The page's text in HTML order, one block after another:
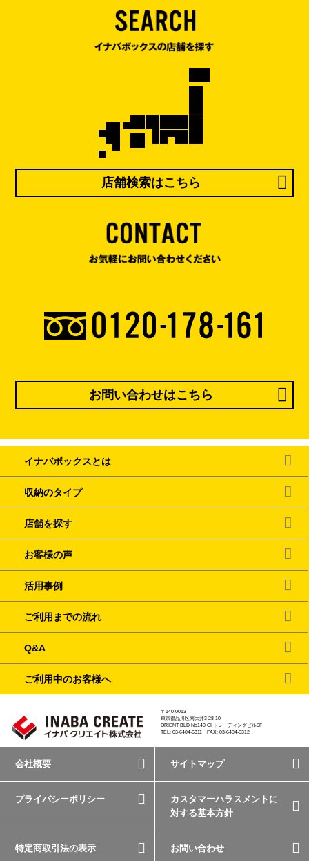
店舗検索はこちら
お問い合わせはこちら
イナバボックスとは
収納のタイプ
店舗を探す
お客様の声
活用事例
ご利用までの流れ
Q&A
ご利用中のお客様へ
〒140-0013
東京都品川区南大井3-28-10
ORIENT BLD No140 OI トレーディングビル5F
TEL: 03-6404-6311 FAX: 03-6404-6312
会社概要 サイトマップ
プライバシーポリシー
カスタマーハラスメントに
対する基本方針
特定商取引法の表示 お問い合わせ